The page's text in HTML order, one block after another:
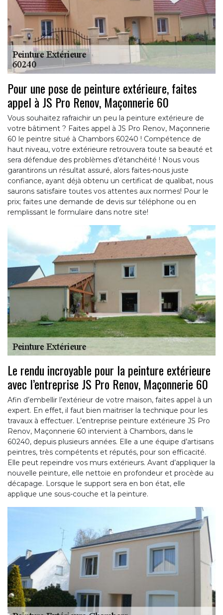
Pour une pose de peinture extérieure, faites
appel à JS Pro Renov, Maçonnerie 60
Vous souhaitez rafraichir un peu la peinture extérieure de
votre bâtiment ? Faites appel à JS Pro Renov, Maçonnerie
60 le peintre situé à Chambors 60240 ! Compétence de
haut niveau, votre extérieure retrouvera toute sa beauté et
sera défendue des problèmes d’étanchéité ! Nous vous
garantirons un résultat assuré, alors faites-nous juste
confiance, ayant déjà obtenu un certificat de qualibat, nous
saurons satisfaire toutes vos attentes aux normes! Pour le
prix; faites une demande de devis sur téléphone ou en
remplissant le formulaire dans notre site!
Le rendu incroyable pour la peinture extérieure
avec l’entreprise JS Pro Renov, Maçonnerie 60
Afin d’embellir l’extérieur de votre maison, faites appel à un
expert. En effet, il faut bien maitriser la technique pour les
travaux à effectuer. L’entreprise peinture extérieure JS Pro
Renov, Maçonnerie 60 intervient à Chambors, dans le
60240, depuis plusieurs années. Elle a une équipe d’artisans
peintres, très compétents et réputés, pour son efficacité.
Elle peut repeindre vos murs extérieurs. Avant d’appliquer la
nouvelle peinture, elle nettoie en profondeur et procède au
décapage. Lorsque le support sera en bon état, elle
applique une sous-couche et la peinture.